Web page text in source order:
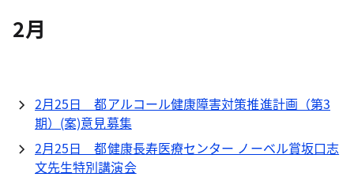
2月
2月25日 都アルコール健康障害対策推進計画（第3
期）(案)意見募集
2月25日 都健康長寿医療センター ノーベル賞坂口志
文先生特別講演会